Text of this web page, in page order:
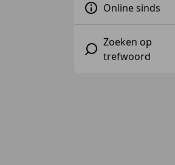
Online sinds
Zoeken op
trefwoord